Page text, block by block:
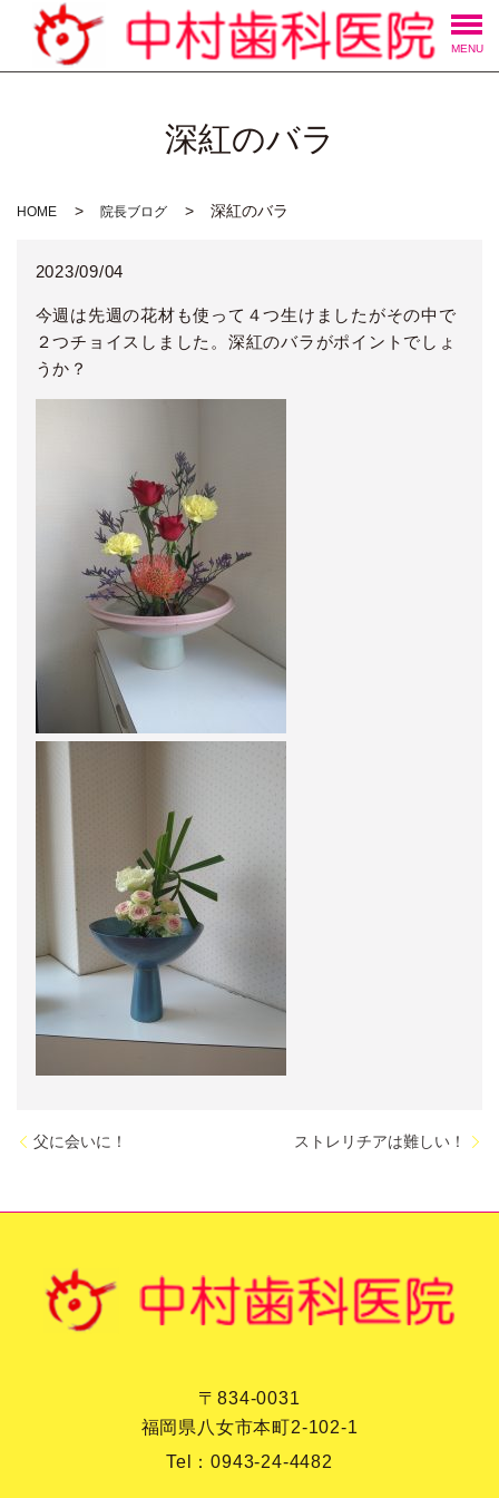
MENU
深紅のバラ
HOME 院長ブログ 深紅のバラ
2023/09/04
今週は先週の花材も使って４つ生けましたがその中で
２つチョイスしました。深紅のバラがポイントでしょ
うか？
父に会いに！ ストレリチアは難しい！
〒834-0031
福岡県八女市本町2-102-1
Tel：0943-24-4482